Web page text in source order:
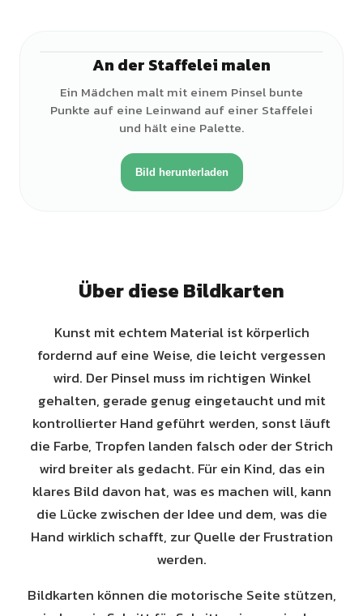
An der Staffelei malen
Ein Mädchen malt mit einem Pinsel bunte
Punkte auf eine Leinwand auf einer Staffelei
und hält eine Palette.
Bild herunterladen
Über diese Bildkarten
Kunst mit echtem Material ist körperlich
fordernd auf eine Weise, die leicht vergessen
wird. Der Pinsel muss im richtigen Winkel
gehalten, gerade genug eingetaucht und mit
kontrollierter Hand geführt werden, sonst läuft
die Farbe, Tropfen landen falsch oder der Strich
wird breiter als gedacht. Für ein Kind, das ein
klares Bild davon hat, was es machen will, kann
die Lücke zwischen der Idee und dem, was die
Hand wirklich schafft, zur Quelle der Frustration
werden.
Bildkarten können die motorische Seite stützen,